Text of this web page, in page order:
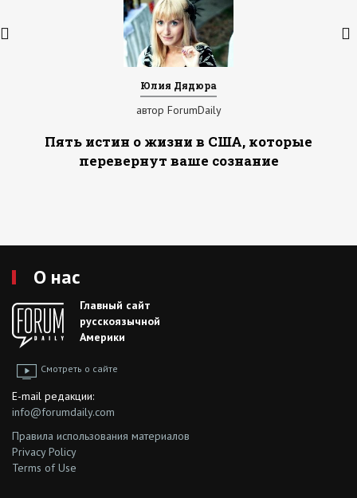
Юлия Дядюра
автор ForumDaily
Пять истин о жизни в США, которые
перевернут ваше сознание
О нас
Главный сайт
русскоязычной
Америки
Смотреть о сайте
E-mail редакции:
info@forumdaily.com
Правила использования материалов
Privacy Policy
Terms of Use